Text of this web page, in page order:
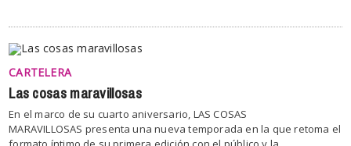
CARTELERA
Las cosas maravillosas
En el marco de su cuarto aniversario, LAS COSAS
MARAVILLOSAS presenta una nueva temporada en la que retoma el